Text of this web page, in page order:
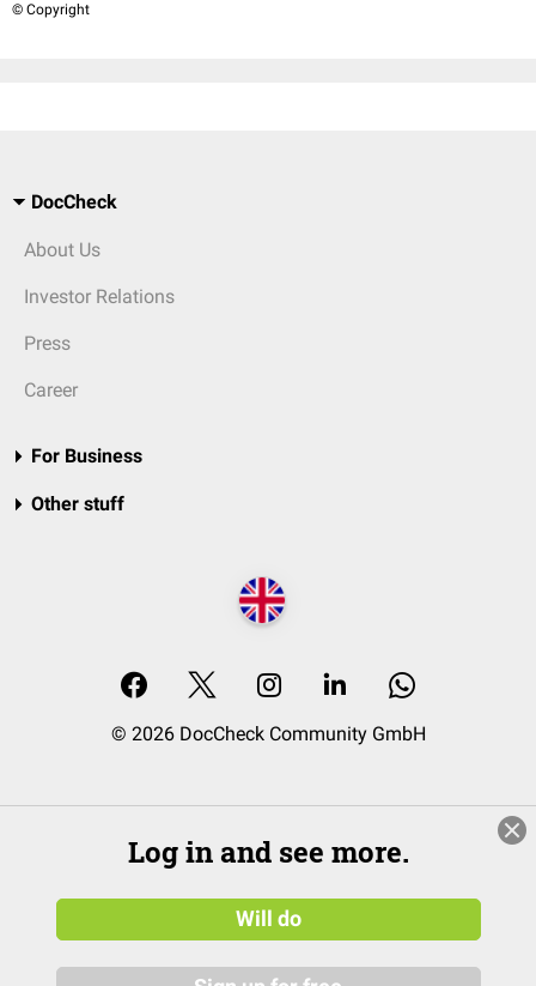
© Copyright
DocCheck
About Us
Investor Relations
Press
Career
For Business
Other stuff
© 2026 DocCheck Community GmbH
Log in and see more.
Will do